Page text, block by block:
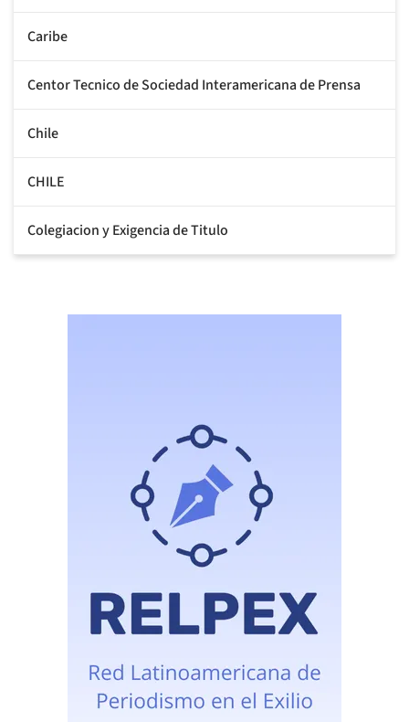
Caribe
Centor Tecnico de Sociedad Interamericana de Prensa
Chile
CHILE
Colegiacion y Exigencia de Titulo